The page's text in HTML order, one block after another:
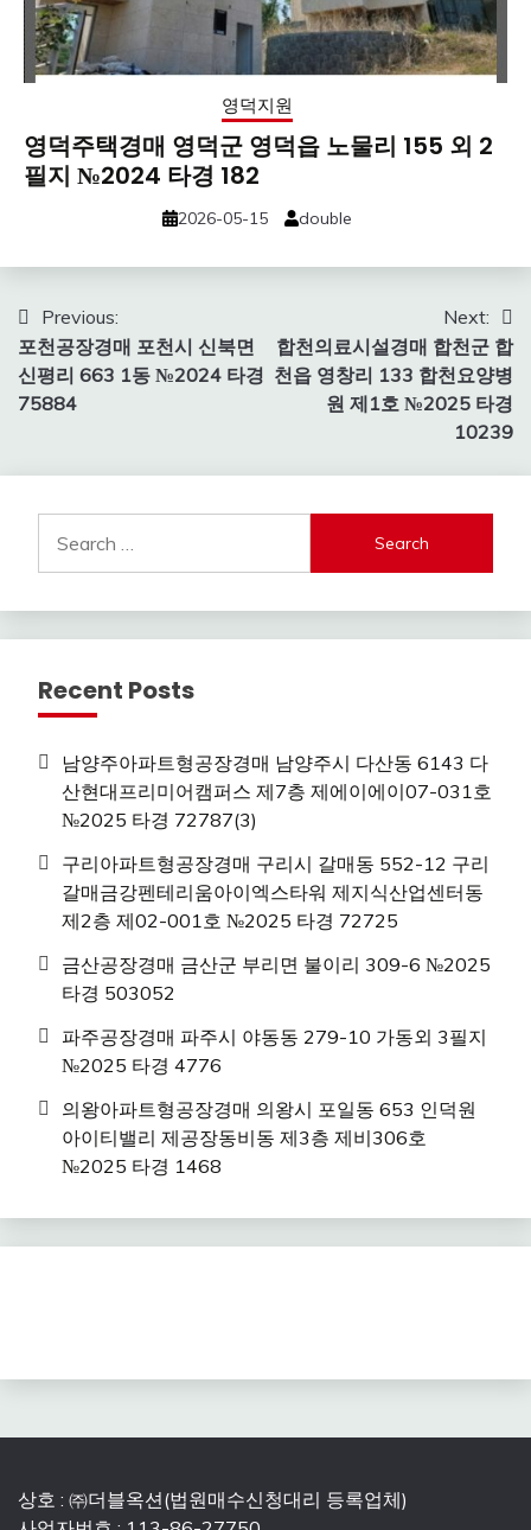
영덕지원
영덕주택경매 영덕군 영덕읍 노물리 155 외 2
필지 №2024 타경 182
2026-05-15 double
Post
navigation
Previous:
포천공장경매 포천시 신북면
신평리 663 1동 №2024 타경
75884
Next:
합천의료시설경매 합천군 합
천읍 영창리 133 합천요양병
원 제1호 №2025 타경
10239
for:
Recent Posts
남양주아파트형공장경매 남양주시 다산동 6143 다
산현대프리미어캠퍼스 제7층 제에이에이07-031호
№2025 타경 72787(3)
구리아파트형공장경매 구리시 갈매동 552-12 구리
갈매금강펜테리움아이엑스타워 제지식산업센터동
제2층 제02-001호 №2025 타경 72725
금산공장경매 금산군 부리면 불이리 309-6 №2025
타경 503052
파주공장경매 파주시 야동동 279-10 가동외 3필지
№2025 타경 4776
의왕아파트형공장경매 의왕시 포일동 653 인덕원
아이티밸리 제공장동비동 제3층 제비306호
№2025 타경 1468
상호 : ㈜더블옥션(법원매수신청대리 등록업체)